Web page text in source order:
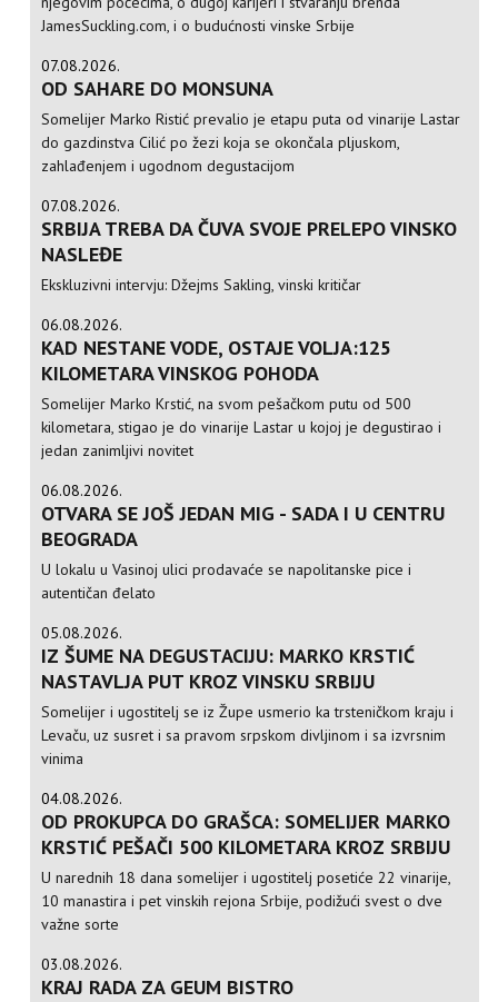
JamesSuckling.com, i o budućnosti vinske Srbije
07.08.2026.
OD SAHARE DO MONSUNA
Somelijer Marko Ristić prevalio je etapu puta od vinarije Lastar
do gazdinstva Cilić po žezi koja se okončala pljuskom,
zahlađenjem i ugodnom degustacijom
07.08.2026.
SRBIJA TREBA DA ČUVA SVOJE PRELEPO VINSKO
NASLEĐE
Ekskluzivni intervju: Džejms Sakling, vinski kritičar
06.08.2026.
KAD NESTANE VODE, OSTAJE VOLJA:125
KILOMETARA VINSKOG POHODA
Somelijer Marko Krstić, na svom pešačkom putu od 500
kilometara, stigao je do vinarije Lastar u kojoj je degustirao i
jedan zanimljivi novitet
06.08.2026.
OTVARA SE JOŠ JEDAN MIG - SADA I U CENTRU
BEOGRADA
U lokalu u Vasinoj ulici prodavaće se napolitanske pice i
autentičan đelato
05.08.2026.
IZ ŠUME NA DEGUSTACIJU: MARKO KRSTIĆ
NASTAVLJA PUT KROZ VINSKU SRBIJU
Somelijer i ugostitelj se iz Župe usmerio ka trsteničkom kraju i
Levaču, uz susret i sa pravom srpskom divljinom i sa izvrsnim
vinima
04.08.2026.
OD PROKUPCA DO GRAŠCA: SOMELIJER MARKO
KRSTIĆ PEŠAČI 500 KILOMETARA KROZ SRBIJU
U narednih 18 dana somelijer i ugostitelj posetiće 22 vinarije,
10 manastira i pet vinskih rejona Srbije, podižući svest o dve
važne sorte
03.08.2026.
KRAJ RADA ZA GEUM BISTRO